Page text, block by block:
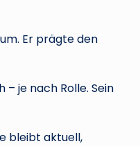
Er prägte den
je nach Rolle. Sein
bleibt aktuell,